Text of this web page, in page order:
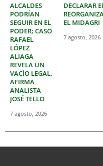
ALCALDES
PODRÍAN
SEGUIR EN EL
PODER; CASO
RAFAEL
LÓPEZ
ALIAGA
REVELA UN
VACÍO LEGAL,
AFIRMA
ANALISTA
JOSÉ TELLO
7 agosto, 2026
DECLARAR
EL MIDAGRI
7 agosto, 2026